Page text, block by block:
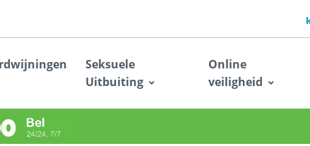
Seksuele
Uitbuiting
Online
veiligheid